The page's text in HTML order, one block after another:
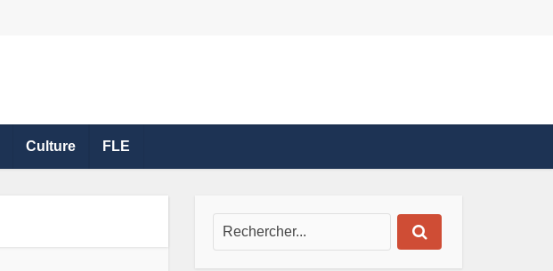
Culture FLE